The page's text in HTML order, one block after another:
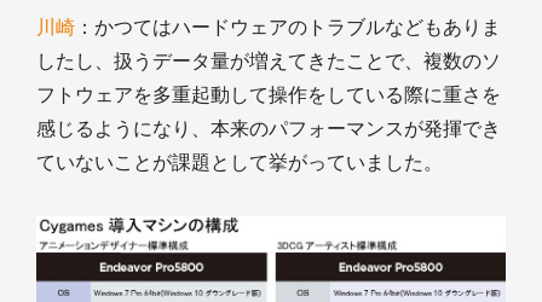
川崎 ：かつてはハードウェアのトラブルなどもありま
したし、扱うデータ量が増えてきたことで、複数のソ
フトウェアを多重起動して操作をしている際に重さを
感じるようになり、本来のパフォーマンスが発揮でき
ていないことが課題として挙がっていました。